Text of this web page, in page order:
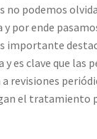
no podemos
por ende
importante
es clave que las
revisiones
el tratamiento